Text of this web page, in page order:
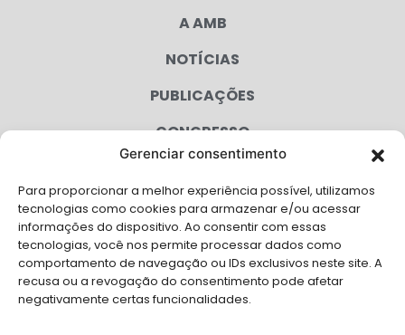
Gerenciar consentimento
Para proporcionar a melhor experiência possível, utilizamos
tecnologias como cookies para armazenar e/ou acessar
informações do dispositivo. Ao consentir com essas
tecnologias, você nos permite processar dados como
comportamento de navegação ou IDs exclusivos neste site. A
recusa ou a revogação do consentimento pode afetar
negativamente certas funcionalidades.
A AMB
NOTÍCIAS
PUBLICAÇÕES
CONGRESSO
CAMPANHAS
SERVIÇOS
FILIADAS